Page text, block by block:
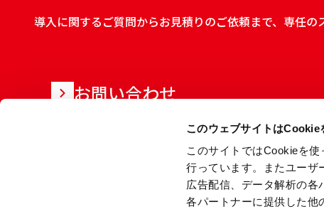
このウェブサイトはCookie
このサイトではCookieを
行っています。またユーザ
広告配信、データ解析の各
各パートナーに提供した他
導入に関するご質問からお見積りのご依頼まで、専任の
お問い合わせ